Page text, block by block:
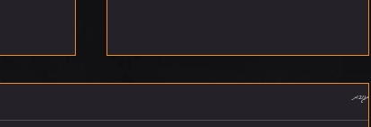
תגובות